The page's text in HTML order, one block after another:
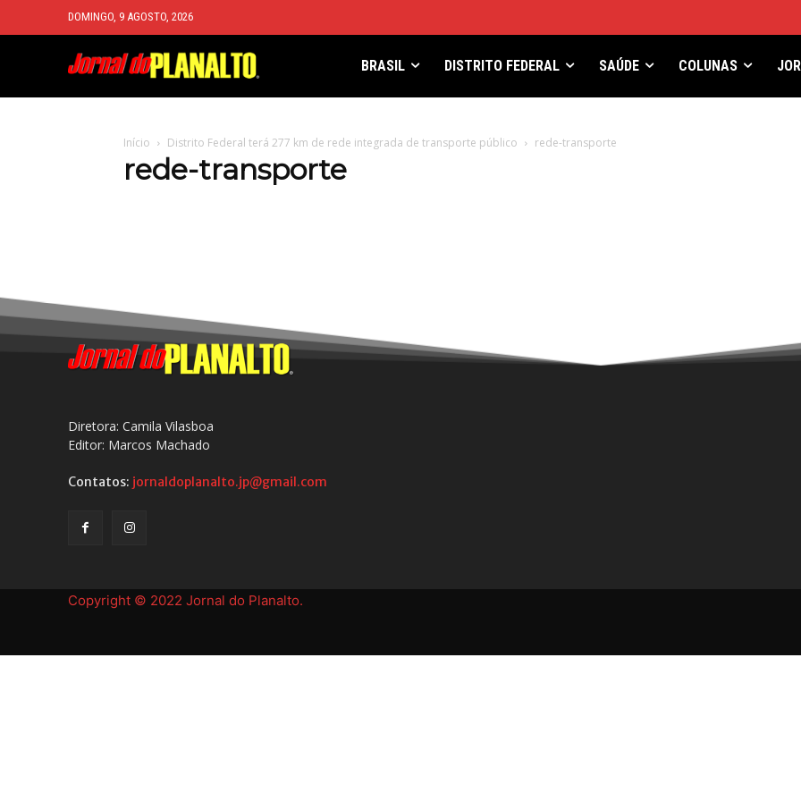
DOMINGO, 9 AGOSTO, 2026
BRASIL DISTRITO FEDERAL SAÚDE COLUNAS
Início Distrito Federal terá 277 km de rede integrada de transporte público rede-transporte
rede-transporte
Diretora: Camila Vilasboa
Editor: Marcos Machado
Contatos: jornaldoplanalto.jp@gmail.com
Copyright © 2022 Jornal do Planalto.